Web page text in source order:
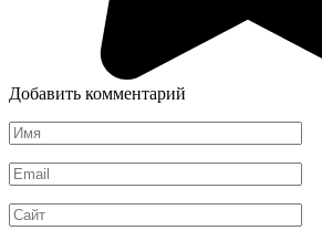
Добавить комментарий
Имя
*
Email
*
Сайт